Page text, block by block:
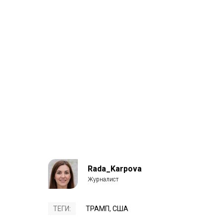
Rada_Karpova
ТЕГИ: ТРАМП, США